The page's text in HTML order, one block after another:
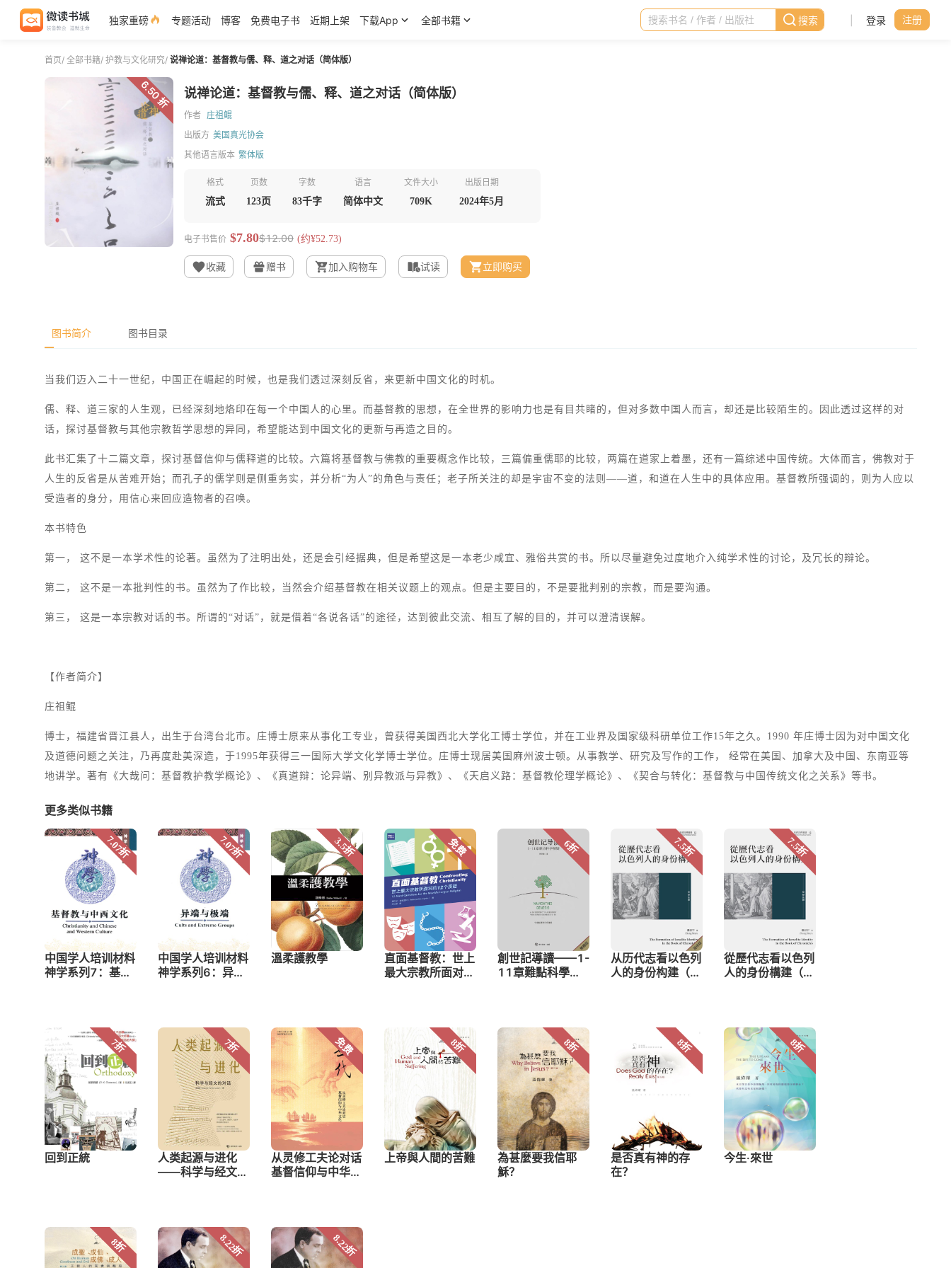
独家重磅 专题活动 博客 免费电子书 近期上架 下载App 全部书籍 登录 注册
首页/ 全部书籍/ 护教与文化研究/ 说禅论道：基督教与儒、释、道之对话（简体版）
6.50 折 说禅论道：基督教与儒、释、道之对话（简体版）
作者 庄祖鲲
出版方 美国真光协会
其他语言版本 繁体版
格式
流式
页数
123页
字数
83千字
语言
简体中文
文件大小
709K
出版日期
2024年5月
电子书售价 $7.80$12.00 (约¥52.73)
收藏 赠书 加入购物车 试读 立即购买
图书简介 图书目录
当我们迈入二十一世纪，中国正在崛起的时候，也是我们透过深刻反省，来更新中国文化的时机。
儒、释、道三家的人生观，已经深刻地烙印在每一个中国人的心里。而基督教的思想，在全世界的影响力也是有目共睹的，但对多数中国人而言，却还是比较陌生的。因此透过这样的对
话，探讨基督教与其他宗教哲学思想的异同，希望能达到中国文化的更新与再造之目的。
此书汇集了十二篇文章，探讨基督信仰与儒释道的比较。六篇将基督教与佛教的重要概念作比较，三篇偏重儒耶的比较，两篇在道家上着墨，还有一篇综述中国传统。大体而言，佛教对于
人生的反省是从苦难开始；而孔子的儒学则是侧重务实，并分析“为人”的角色与责任；老子所关注的却是宇宙不变的法则——道，和道在人生中的具体应用。基督教所强调的，则为人应以
受造者的身分，用信心来回应造物者的召唤。
本书特色
第一， 这不是一本学术性的论著。虽然为了注明出处，还是会引经据典，但是希望这是一本老少咸宜、雅俗共赏的书。所以尽量避免过度地介入纯学术性的讨论，及冗长的辩论。
第二， 这不是一本批判性的书。虽然为了作比较，当然会介绍基督教在相关议题上的观点。但是主要目的，不是要批判别的宗教，而是要沟通。
第三， 这是一本宗教对话的书。所谓的“对话”，就是借着“各说各话”的途径，达到彼此交流、相互了解的目的，并可以澄清误解。
【作者简介】
庄祖鲲
博士，福建省晋江县人，出生于台湾台北市。庄博士原来从事化工专业，曾获得美国西北大学化工博士学位，并在工业界及国家级科研单位工作15年之久。1990 年庄博士因为对中国文化
及道德问题之关注，乃再度赴美深造，于1995年获得三一国际大学文化学博士学位。庄博士现居美国麻州波士顿。从事教学、研究及写作的工作， 经常在美国、加拿大及中国、东南亚等
地讲学。著有《大哉问：基督教护教学概论》、《真道辩：论异端、别异教派与异教》、《天启义路：基督教伦理学概论》、《契合与转化：基督教与中国传统文化之关系》等书。
更多类似书籍